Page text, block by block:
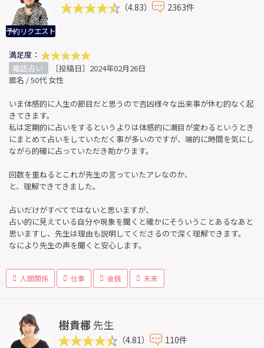
予約リクエスト
（4.83） 2363件
満足度：
電話占い
［投稿日］2024年02月26日
匿名 / 50代 女性
いま体感的に人生の節目だと思うので吉凶様々な出来事が休む的なく起
きてきます。
私は定期的に占いをするというよりは体感的に潮目が変わるというとき
にまとめて占いをしていただく事が多いのですが、端的に時間を気にし
ながら的確に占っていただき助かります。
回数を重ねるとこれが先生の言っていたアレなのか、
と、理解できてきました。
占いだけがすべてではないと思いますが、
占い的に見えている自分や現象を聞くと確かにそういうことあるなあと
思いますし、先生は理由も説明してくださるので深く理解できます。
なにより先生の声を聞くと安心します。
人間関係 仕事 金銭 未来
樹貴梛 先生
（4.81） 110件